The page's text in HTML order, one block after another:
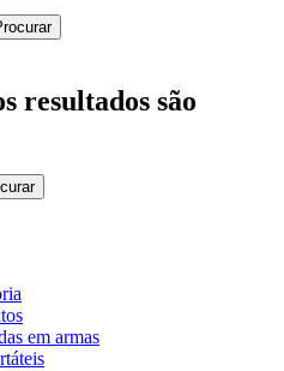
resultados são
em armas